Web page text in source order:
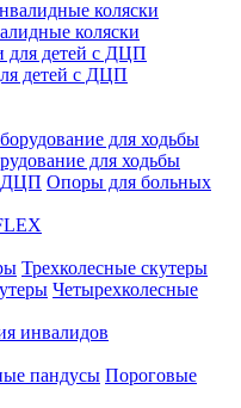
коляски
детей с ДЦП
для ходьбы
Опоры для больных
Трехколесные скутеры
Четырехколесные
инвалидов
Пороговые